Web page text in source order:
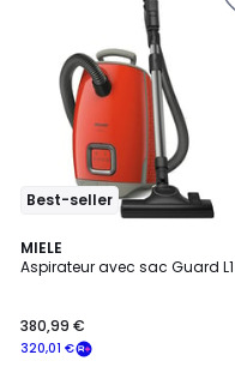
Best-seller
MIELE
Aspirateur avec sac Guard L1
320,01 €
380,99 €
4,5
/ 5